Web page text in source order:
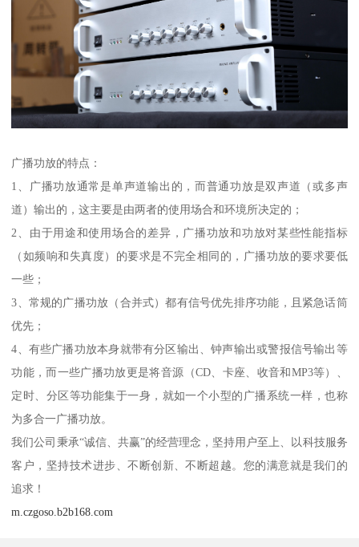
广播功放的特点：
1、广播功放通常是单声道输出的，而普通功放是双声道（或多声
道）输出的，这主要是由两者的使用场合和环境所决定的；
2、由于用途和使用场合的差异，广播功放和功放对某些性能指标
（如频响和失真度）的要求是不完全相同的，广播功放的要求要低
一些；
3、常规的广播功放（合并式）都有信号优先排序功能，且紧急话筒
优先；
4、有些广播功放本身就带有分区输出、钟声输出或警报信号输出等
功能，而一些广播功放更是将音源（CD、卡座、收音和MP3等）、
定时、分区等功能集于一身，就如一个小型的广播系统一样，也称
为多合一广播功放。
我们公司秉承“诚信、共赢”的经营理念，坚持用户至上、以科技服务
客户，坚持技术进步、不断创新、不断超越。您的满意就是我们的
追求！
m.czgoso.b2b168.com